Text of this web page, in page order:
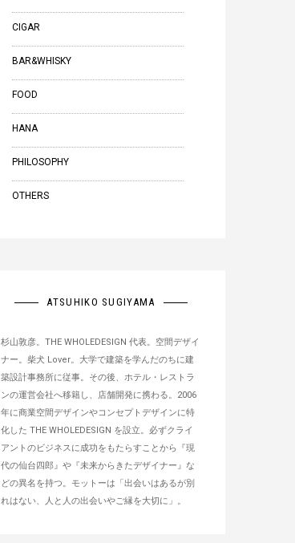
CIGAR
BAR&WHISKY
FOOD
HANA
PHILOSOPHY
OTHERS
ATSUHIKO SUGIYAMA
杉山敦彦。THE WHOLEDESIGN 代表。空間デザイ
ナー。柴犬 Lover。大学で建築を学んだのちに建
築設計事務所に従事。その後、ホテル・レストラ
ンの運営会社へ移籍し、店舗開発に携わる。2006
年に商業空間デザインやコンセプトデザインに特
化した THE WHOLEDESIGN を設立。必ずクライ
アントのビジネスに成功をもたらすことから『現
代の仙台四郎』や『未来からきたデザイナー』な
どの異名を持つ。モットーは「出会いはあるが別
れはない、人と人の出会いやご縁を大切に」。